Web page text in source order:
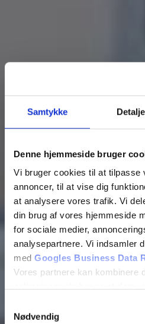
Samtykke
Denne hjemmeside bruger
Vi bruger cookies til at tilpasse
annoncer, til at vise dig
at analysere vores trafik. Vi
din brug af vores hjemmeside
for sociale medier,
analysepartnere. Vi indsamler
med Googles Business Data
Vores partnere kan kombinere
Nødvendig
Skriv til os
Vi vender tilbage snarest.